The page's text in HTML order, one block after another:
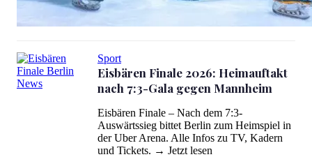
Eisbären Finale 2026: Heimauftakt nach 7:3-Gala gegen
Sport
Eisbären Finale 2026: Heimauftakt
nach 7:3-Gala gegen Mannheim
Eisbären Finale – Nach dem 7:3-
Auswärtssieg bittet Berlin zum Heimspiel in
der Uber Arena. Alle Infos zu TV, Kadern
und Tickets. → Jetzt lesen